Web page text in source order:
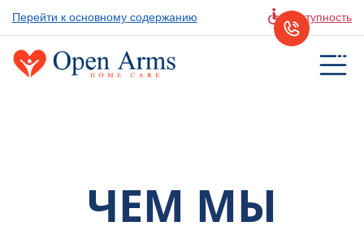
Перейти к основному содержанию Доступность
ЧЕМ МЫ